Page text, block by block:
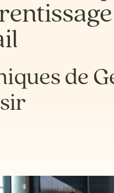
de